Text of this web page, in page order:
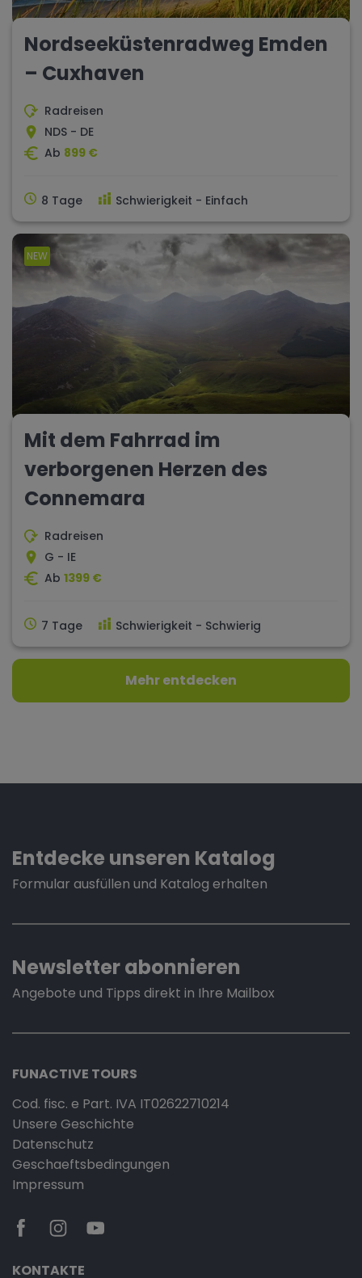
Nordseeküstenradweg Emden
– Cuxhaven
Radreisen
NDS - DE
Ab 899 €
8 Tage Schwierigkeit - Einfach
NEW
Mit dem Fahrrad im
verborgenen Herzen des
Connemara
Radreisen
G - IE
Ab 1399 €
7 Tage Schwierigkeit - Schwierig
Mehr entdecken
Entdecke unseren Katalog
Formular ausfüllen und Katalog erhalten
Newsletter abonnieren
Angebote und Tipps direkt in Ihre Mailbox
FUNACTIVE TOURS
Cod. fisc. e Part. IVA IT02622710214
Unsere Geschichte
Datenschutz
Geschaeftsbedingungen
Impressum
KONTAKTE